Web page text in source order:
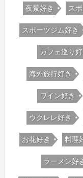
夜景好き ス
スポーツジム好き
カフェ巡り好
海外旅行好き
ワイン好き
ウクレレ好き
お花好き 料理
ラーメン好